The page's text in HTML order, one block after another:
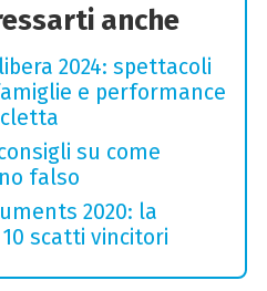
anche
2024: spettacoli
e performance
su come
falso
2020: la
scatti vincitori